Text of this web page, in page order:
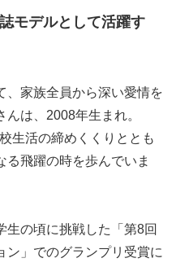
モデルとして活躍す
、家族全員から深い愛情を
は、2008年生まれ。
生活の締めくくりととも
る飛躍の時を歩んでいま
生の頃に挑戦した「第8回
」でのグランプリ受賞に